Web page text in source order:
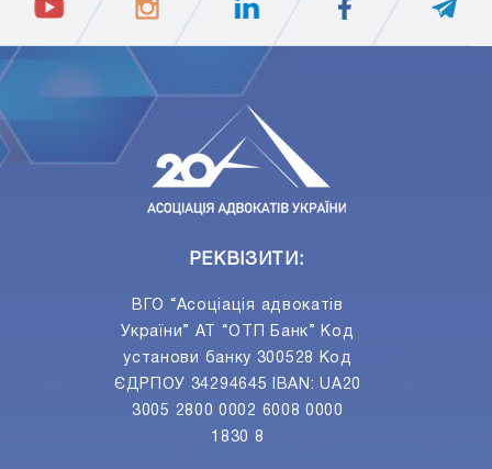
РЕКВІЗИТИ:
ВГО “Асоціація адвокатів
України” АТ “ОТП Банк” Код
установи банку 300528 Код
ЄДРПОУ 34294645 IBAN: UA20
3005 2800 0002 6008 0000
1830 8